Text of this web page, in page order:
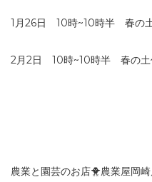
1月26日 10時~10時半 春の土
2月2日 10時~10時半 春の土
農業と園芸のお店🐥農業屋岡